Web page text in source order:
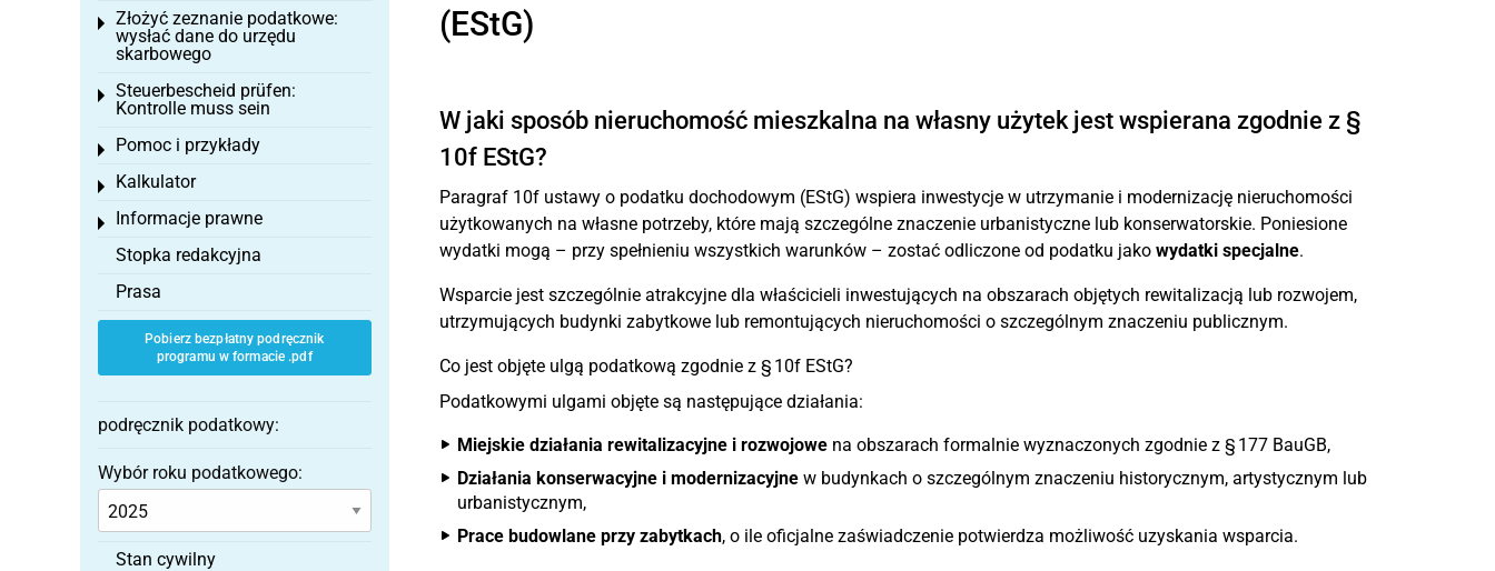
(EStG)
W jaki sposób nieruchomość mieszkalna na własny użytek jest wspierana zgodnie z §
10f EStG?
Paragraf 10f ustawy o podatku dochodowym (EStG) wspiera inwestycje w utrzymanie i modernizację nieruchomości
użytkowanych na własne potrzeby, które mają szczególne znaczenie urbanistyczne lub konserwatorskie. Poniesione
wydatki mogą – przy spełnieniu wszystkich warunków – zostać odliczone od podatku jako wydatki specjalne.
Wsparcie jest szczególnie atrakcyjne dla właścicieli inwestujących na obszarach objętych rewitalizacją lub rozwojem,
utrzymujących budynki zabytkowe lub remontujących nieruchomości o szczególnym znaczeniu publicznym.
Co jest objęte ulgą podatkową zgodnie z § 10f EStG?
Podatkowymi ulgami objęte są następujące działania:
Miejskie działania rewitalizacyjne i rozwojowena obszarach formalnie wyznaczonych zgodnie z § 177 BauGB,
Działania konserwacyjne i modernizacyjnew budynkach o szczególnym znaczeniu historycznym, artystycznym lub
urbanistycznym,
Prace budowlane przy zabytkach, o ile oficjalne zaświadczenie potwierdza możliwość uzyskania wsparcia.
Złożyć zeznanie podatkowe:
wysłać dane do urzędu
skarbowego
Toggle menu
Steuerbescheid prüfen:
Kontrolle muss sein
Toggle menu
Pomoc i przykłady
Toggle menu
Kalkulator
Toggle menu
Informacje prawne
Toggle menu
Stopka redakcyjna
Prasa
Pobierz bezpłatny podręcznik
programu w formacie .pdf
podręcznik podatkowy:
Wybór roku podatkowego:
Stan cywilny